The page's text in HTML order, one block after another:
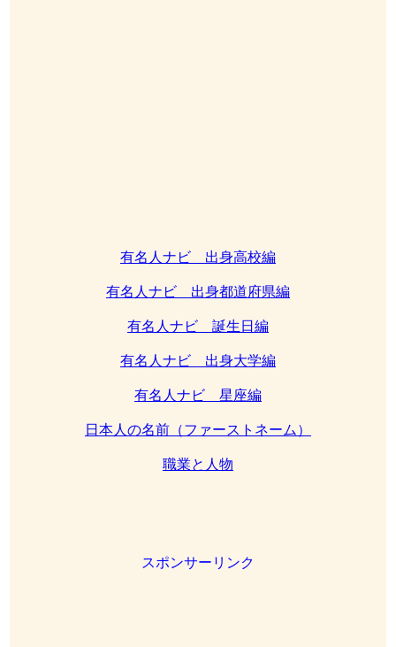
有名人ナビ 出身高校編
有名人ナビ 出身都道府県編
有名人ナビ 誕生日編
有名人ナビ 出身大学編
有名人ナビ 星座編
日本人の名前（ファーストネーム）
職業と人物
スポンサーリンク